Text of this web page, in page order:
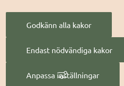
Godkänn alla kakor
Endast nödvändiga kakor
Anpassa inställningar